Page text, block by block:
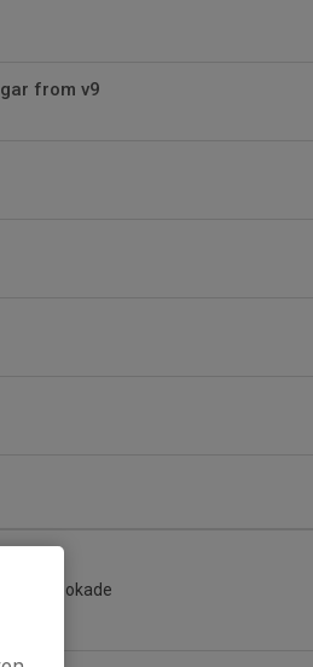
from v9
inbokade